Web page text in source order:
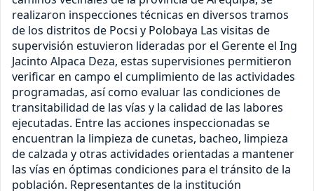
realizaron inspecciones técnicas en diversos tramos
de los distritos de Pocsi y Polobaya Las visitas de
supervisión estuvieron lideradas por el Gerente el Ing
Jacinto Alpaca Deza, estas supervisiones permitieron
verificar en campo el cumplimiento de las actividades
programadas, así como evaluar las condiciones de
transitabilidad de las vías y la calidad de las labores
ejecutadas. Entre las acciones inspeccionadas se
encuentran la limpieza de cunetas, bacheo, limpieza
de calzada y otras actividades orientadas a mantener
las vías en óptimas condiciones para el tránsito de la
población. Representantes de la institución